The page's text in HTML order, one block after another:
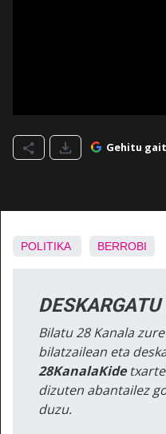
Gehitu
POLITIKA BERROBI
Bilatu 28 Kanala
bilatzailean eta
28KanalaKide
dizuten abantailez
duzu.